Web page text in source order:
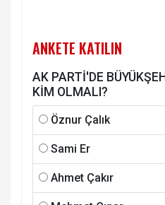
ANKETE KATILIN
AK PARTİ'DE
KİM OLMALI?
Öznur Çalık
Sami Er
Ahmet Çakır